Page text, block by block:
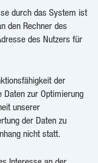
durch das System ist
den Rechner des
des Nutzers für
der
Daten zur Optimierung
unserer
der Daten zu
nicht statt.